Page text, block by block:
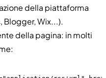
della piattaforma
Blogger, Wix...).
della pagina: in molti